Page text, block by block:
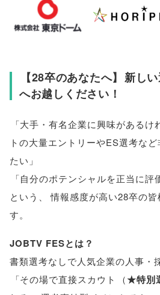
【28卒のあなたへ】 新し
へお越しください！
「大手・有名企業に興味があるけ
トの大量エントリーやES選考な
たい 」
「自分のポテンシャルを正当に評
という
情報感度が高い28卒の
す。
JOBTV FESとは？
書類選考なしで人気企業の人事・
「その場で直接スカウト （★特別